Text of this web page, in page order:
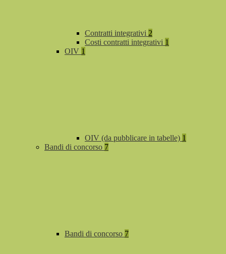
Contratti integrativi 2
Costi contratti integrativi 1
OIV 1
OIV (da pubblicare in tabelle) 1
Bandi di concorso 7
Bandi di concorso 7